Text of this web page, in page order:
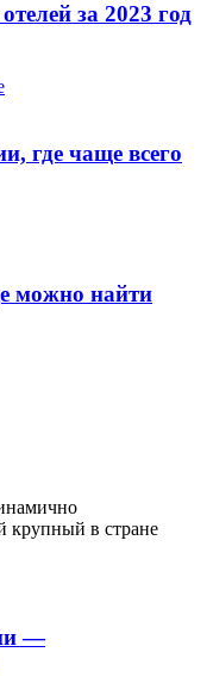
за 2023 год
где чаще всего
можно найти
крупный в стране
—